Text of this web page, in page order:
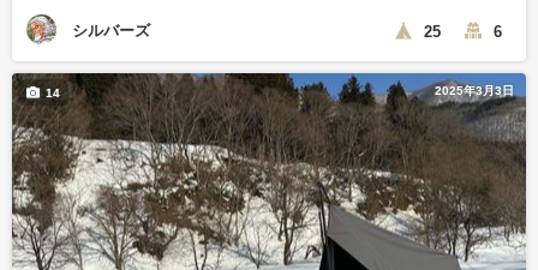
シルバーズ 25 6
2025年3月3日
14